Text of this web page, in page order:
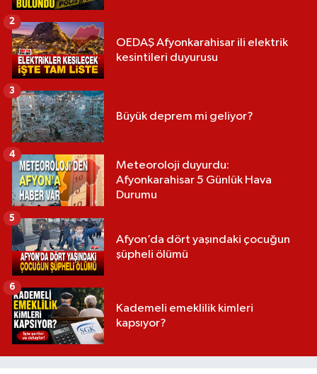
OEDAŞ Afyonkarahisar ili elektrik
kesintileri duyurusu
2
Büyük deprem mi geliyor?
3
Meteoroloji duyurdu:
Afyonkarahisar 5 Günlük Hava
Durumu
4
Afyon’da dört yaşındaki çocuğun
şüpheli ölümü
5
Kademeli emeklilik kimleri
kapsıyor?
6